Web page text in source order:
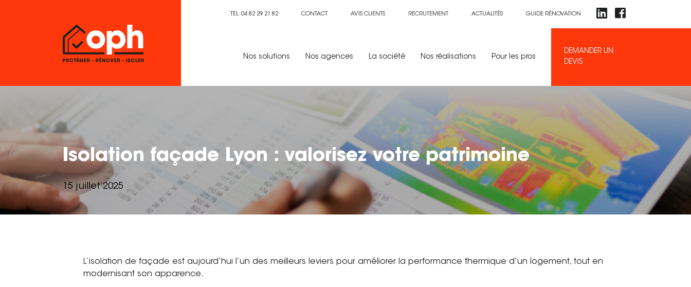
TEL. 04 82 29 21 82 CONTACT AVIS CLIENTS RECRUTEMENT ACTUALITÉS GUIDE RÉNOVATION
Nos solutions Nos agences La société Nos réalisations Pour les pros
DEMANDER UN
DEVIS
Isolation façade Lyon : valorisez votre patrimoine
15 juillet 2025
L’isolation de façade est aujourd’hui l’un des meilleurs leviers pour améliorer la performance thermique d’un logement, tout en
modernisant son apparence.